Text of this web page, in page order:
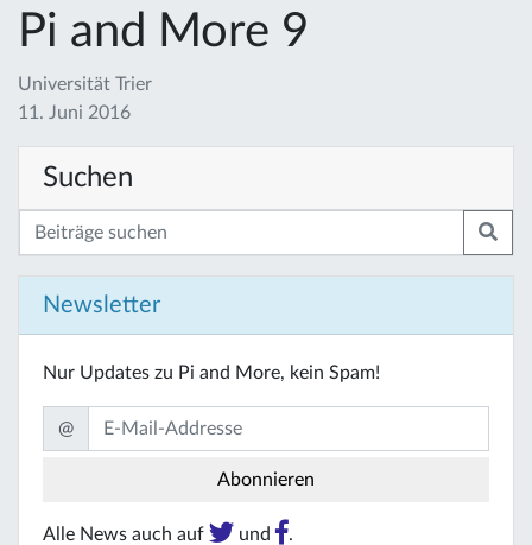
Pi and More 9
Universität Trier
11. Juni 2016
Suchen
Newsletter
Nur Updates zu Pi and More, kein Spam!
@
Alle News auch auf und .